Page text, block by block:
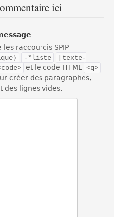
ici
raccourcis SPIP
-*liste
[texte-
et le code HTML
<q>
créer des paragraphes,
des lignes vides.